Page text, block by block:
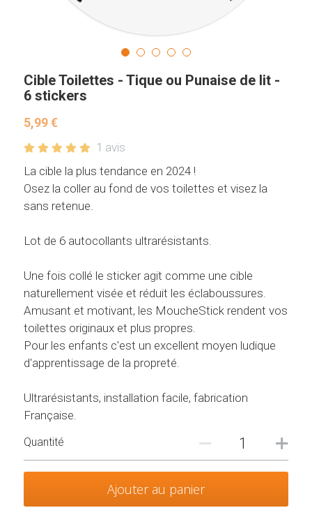
Ecrans d'urinoir - Test et Avis
Laver WC et Urinoirs par étapes
Mauvaises Idées Nettoyage
Education enfant propre
Découvrir le Nudge
Punaise de lit toilettes
Histoire des écrans d'urinoirs
Décorer vos WC avec des plantes
Cible Toilettes - Tique ou Punaise de lit -
6 stickers
5,99 €
1 avis
La cible la plus tendance en 2024 !
Osez la coller au fond de vos toilettes et visez la
sans retenue.
Lot de 6 autocollants ultrarésistants.
Une fois collé le sticker agit comme une cible
naturellement visée et réduit les éclaboussures.
Amusant et motivant, les MoucheStick rendent vos
toilettes originaux et plus propres.
Pour les enfants c'est un excellent moyen ludique
d'apprentissage de la propreté.
Ultrarésistants, installation facile, fabrication
Française.
Quantité
Ajouter au panier